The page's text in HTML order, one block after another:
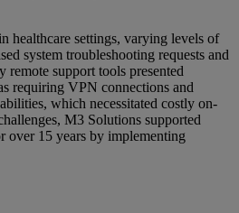
healthcare settings, varying levels of
system troubleshooting requests and
remote support tools presented
requiring VPN connections and
which necessitated costly on-
M3 Solutions supported
over 15 years by implementing